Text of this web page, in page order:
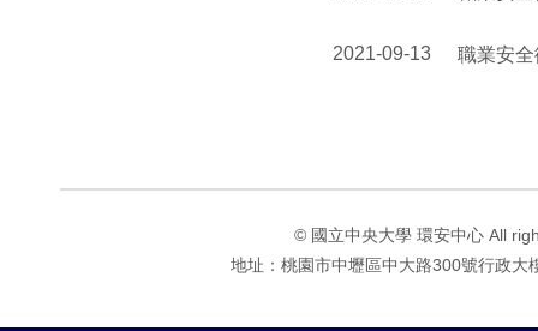
2021-09-13 職業安
© 國立中央大學 環安中心 All
地址：桃園市中壢區中大路300號行